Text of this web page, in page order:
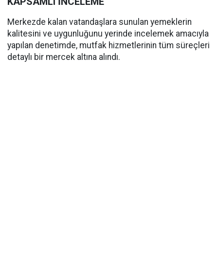
Merkezde kalan vatandaşlara sunulan yemeklerin
kalitesini ve uygunluğunu yerinde incelemek amacıyla
yapılan denetimde, mutfak hizmetlerinin tüm süreçleri
detaylı bir mercek altına alındı.